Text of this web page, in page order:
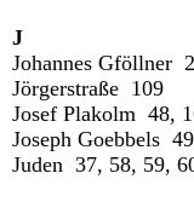
J
Johannes Gföllner
Jörgerstraße 109
Josef Plakolm 48,
Joseph Goebbels
Juden 37, 58, 59,